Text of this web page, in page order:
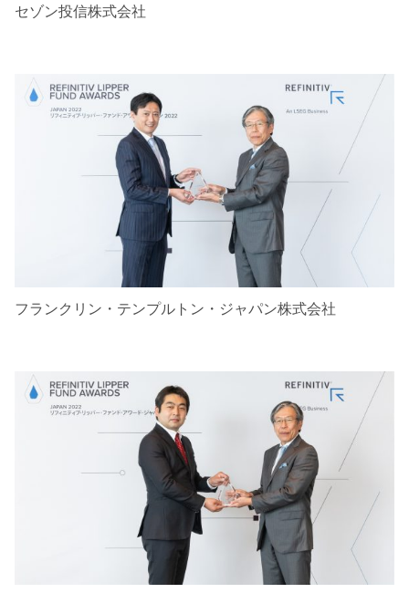
セゾン投信株式会社
フランクリン・テンプルトン・ジャパン株式会社